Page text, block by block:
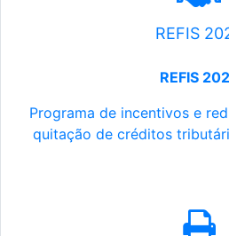
REFIS
REFIS
Programa de incentivos e
quitação de créditos